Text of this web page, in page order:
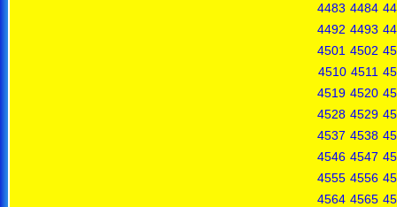
4483 4484
4492 4493
4501 4502
4510 4511
4519 4520
4528 4529
4537 4538
4546 4547
4555 4556
4564 4565